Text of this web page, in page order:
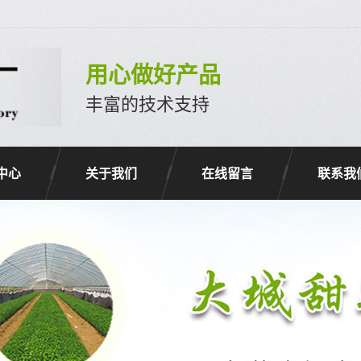
用心做好产品
丰富的技术支持
心 关于我们 在线留言 联系我